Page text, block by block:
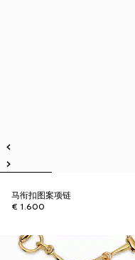
马衔扣图案项链
€ 1.600